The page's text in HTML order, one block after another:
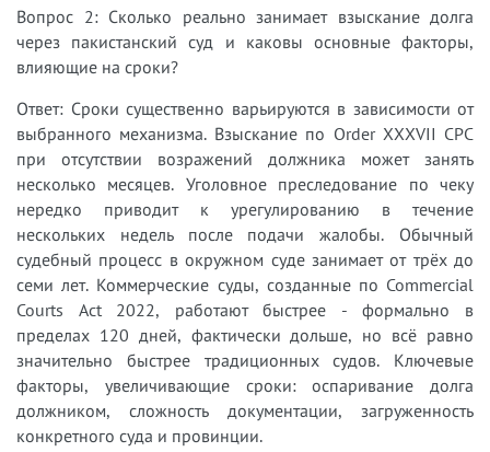
Вопрос 2: Сколько реально занимает взыскание долга
через пакистанский суд и каковы основные факторы,
влияющие на сроки?
Ответ: Сроки существенно варьируются в зависимости от
выбранного механизма. Взыскание по Order XXXVII CPC
при отсутствии возражений должника может занять
несколько месяцев. Уголовное преследование по чеку
нередко приводит к урегулированию в течение
нескольких недель после подачи жалобы. Обычный
судебный процесс в окружном суде занимает от трёх до
семи лет. Коммерческие суды, созданные по Commercial
Courts Act 2022, работают быстрее - формально в
пределах 120 дней, фактически дольше, но всё равно
значительно быстрее традиционных судов. Ключевые
факторы, увеличивающие сроки: оспаривание долга
должником, сложность документации, загруженность
конкретного суда и провинции.